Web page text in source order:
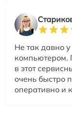
Не так давно
компьютером.
в этот
очень быстро
оперативно и